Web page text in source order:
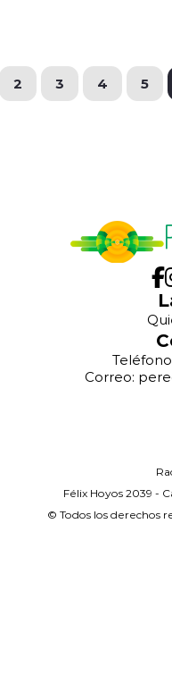
2 3 4 5
Correo:
Félix Hoyos 2039 -
© Todos los derechos